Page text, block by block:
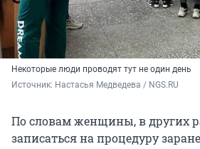
Некоторые люди проводят тут не один день
Источник: Настасья Медведева / NGS.RU
По словам женщины, в других
записаться на процедуру